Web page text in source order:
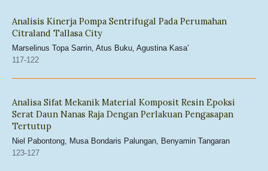
Analisis Kinerja Pompa Sentrifugal Pada Perumahan
Citraland Tallasa City
Marselinus Topa Sarrin, Atus Buku, Agustina Kasa’
117-122
Analisa Sifat Mekanik Material Komposit Resin Epoksi
Serat Daun Nanas Raja Dengan Perlakuan Pengasapan
Tertutup
Niel Pabontong, Musa Bondaris Palungan, Benyamin Tangaran
123-127